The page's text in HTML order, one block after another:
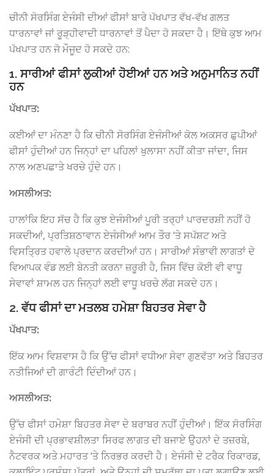
ਚੀਨੀ ਸੋਰਸਿੰਗ ਏਜੰਸੀ ਦੀਆਂ ਫੀਸਾਂ ਬਾਰੇ ਪੱਖਪਾਤ ਵੱਖ-ਵੱਖ ਗਲਤ
ਧਾਰਨਾਵਾਂ ਜਾਂ ਰੂੜ੍ਹੀਵਾਦੀ ਧਾਰਨਾਵਾਂ ਤੋਂ ਪੈਦਾ ਹੋ ਸਕਦਾ ਹੈ। ਇੱਥੇ ਕੁਝ ਆਮ
ਪੱਖਪਾਤ ਹਨ ਜੋ ਮੌਜੂਦ ਹੋ ਸਕਦੇ ਹਨ:
1. ਸਾਰੀਆਂ ਫੀਸਾਂ ਲੁਕੀਆਂ ਹੋਈਆਂ ਹਨ ਅਤੇ ਅਨੁਮਾਨਿਤ ਨਹੀਂ
ਹਨ
ਪੱਖਪਾਤ:
ਕਈਆਂ ਦਾ ਮੰਨਣਾ ਹੈ ਕਿ ਚੀਨੀ ਸੋਰਸਿੰਗ ਏਜੰਸੀਆਂ ਕੋਲ ਅਕਸਰ ਛੁਪੀਆਂ
ਫੀਸਾਂ ਹੁੰਦੀਆਂ ਹਨ ਜਿਨ੍ਹਾਂ ਦਾ ਪਹਿਲਾਂ ਖੁਲਾਸਾ ਨਹੀਂ ਕੀਤਾ ਜਾਂਦਾ, ਜਿਸ
ਨਾਲ ਅਣਪਛਾਤੇ ਖਰਚੇ ਹੁੰਦੇ ਹਨ।
ਅਸਲੀਅਤ:
ਹਾਲਾਂਕਿ ਇਹ ਸੱਚ ਹੈ ਕਿ ਕੁਝ ਏਜੰਸੀਆਂ ਪੂਰੀ ਤਰ੍ਹਾਂ ਪਾਰਦਰਸ਼ੀ ਨਹੀਂ ਹੋ
ਸਕਦੀਆਂ, ਪ੍ਰਤਿਸ਼ਠਾਵਾਨ ਏਜੰਸੀਆਂ ਆਮ ਤੌਰ ‘ਤੇ ਸਪੱਸ਼ਟ ਅਤੇ
ਵਿਸਤ੍ਰਿਤ ਹਵਾਲੇ ਪ੍ਰਦਾਨ ਕਰਦੀਆਂ ਹਨ। ਸਾਰੀਆਂ ਸੰਭਾਵੀ ਲਾਗਤਾਂ ਦੇ
ਵਿਆਪਕ ਵੰਡ ਲਈ ਬੇਨਤੀ ਕਰਨਾ ਜ਼ਰੂਰੀ ਹੈ, ਜਿਸ ਵਿੱਚ ਕੋਈ ਵੀ ਵਾਧੂ
ਸੇਵਾਵਾਂ ਸ਼ਾਮਲ ਹਨ ਜਿਨ੍ਹਾਂ ਲਈ ਵਾਧੂ ਖਰਚੇ ਲੱਗ ਸਕਦੇ ਹਨ।
2. ਵੱਧ ਫੀਸਾਂ ਦਾ ਮਤਲਬ ਹਮੇਸ਼ਾ ਬਿਹਤਰ ਸੇਵਾ ਹੈ
ਪੱਖਪਾਤ:
ਇੱਕ ਆਮ ਵਿਸ਼ਵਾਸ ਹੈ ਕਿ ਉੱਚ ਫੀਸਾਂ ਵਧੀਆ ਸੇਵਾ ਗੁਣਵੱਤਾ ਅਤੇ ਬਿਹਤਰ
ਨਤੀਜਿਆਂ ਦੀ ਗਾਰੰਟੀ ਦਿੰਦੀਆਂ ਹਨ।
ਅਸਲੀਅਤ:
ਉੱਚ ਫੀਸਾਂ ਹਮੇਸ਼ਾ ਬਿਹਤਰ ਸੇਵਾ ਦੇ ਬਰਾਬਰ ਨਹੀਂ ਹੁੰਦੀਆਂ। ਇੱਕ ਸੋਰਸਿੰਗ
ਏਜੰਸੀ ਦੀ ਪ੍ਰਭਾਵਸ਼ੀਲਤਾ ਸਿਰਫ ਲਾਗਤ ਦੀ ਬਜਾਏ ਉਹਨਾਂ ਦੇ ਤਜ਼ਰਬੇ,
ਨੈਟਵਰਕ ਅਤੇ ਮਹਾਰਤ ‘ਤੇ ਨਿਰਭਰ ਕਰਦੀ ਹੈ। ਏਜੰਸੀ ਦੇ ਟਰੈਕ ਰਿਕਾਰਡ,